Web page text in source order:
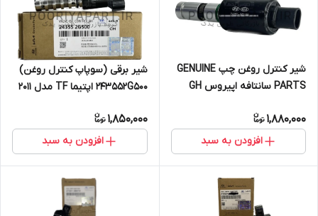
شیر کنترل روغن چپ GENUINE
PARTS سانتافه اپیروس GH
سوناتا NF وراکروز ix55
1,880,000
افزودن به سبد
شیر برقی (سوپاپ کنترل روغن)
243552G500 اپتیما TF مدل 2011
1,850,000
افزودن به سبد